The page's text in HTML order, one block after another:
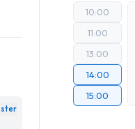
10:00
11:00
13:00
14:00
15:00